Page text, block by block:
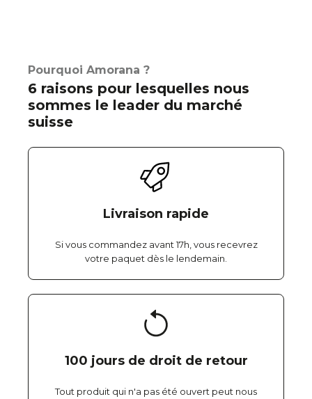
Pourquoi Amorana ?
6 raisons pour lesquelles nous
sommes le leader du marché
suisse
Livraison rapide
Si vous commandez avant 17h, vous recevrez
votre paquet dès le lendemain.
100 jours de droit de retour
Tout produit qui n'a pas été ouvert peut nous